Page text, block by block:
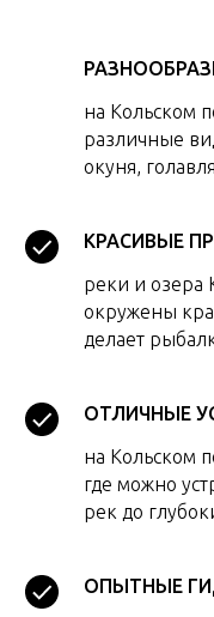
на Кольском
различные
окуня,
КРАСИВЫЕ
реки и озера
окружены
делает
ОТЛИЧНЫЕ
на Кольском
где можно
рек до
ОПЫТНЫЕ